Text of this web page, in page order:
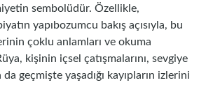
sembolüdür. Özellikle,
yapıbozumcu bakış açısıyla, bu
çoklu anlamları ve okuma
kişinin içsel çatışmalarını, sevgiye
da geçmişte yaşadığı kayıpların izlerini